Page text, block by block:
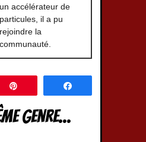
un accélérateur de
particules, il a pu
rejoindre la
communauté.
genre...